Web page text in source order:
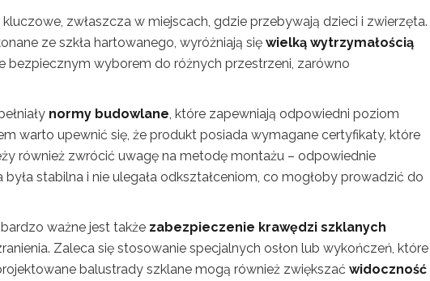
zwłaszcza w miejscach, gdzie przebywają dzieci i zwierzęta.
ze szkła hartowanego, wyróżniają się wielką wytrzymałością
bezpiecznym wyborem do różnych przestrzeni, zarówno
normy budowlane , które zapewniają odpowiedni poziom
warto upewnić się, że produkt posiada wymagane certyfikaty, które
również zwrócić uwagę na metodę montażu – odpowiednie
stabilna i nie ulegała odkształceniom, co mogłoby prowadzić do
ważne jest także zabezpieczenie krawędzi szklanych
Zaleca się stosowanie specjalnych osłon lub wykończeń, które
balustrady szklane mogą również zwiększać widoczność